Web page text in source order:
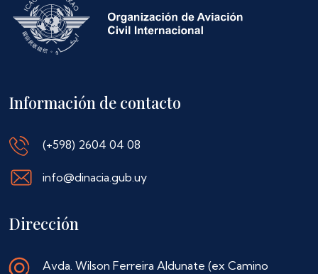
Información de contacto
(+598) 2604 04 08
info@dinacia.gub.uy
Dirección
Avda. Wilson Ferreira Aldunate (ex Camino